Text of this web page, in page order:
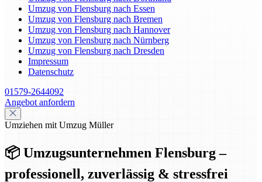
Umzug von Flensburg nach Essen
Umzug von Flensburg nach Bremen
Umzug von Flensburg nach Hannover
Umzug von Flensburg nach Nürnberg
Umzug von Flensburg nach Dresden
Impressum
Datenschutz
01579-2644092
Angebot anfordern
Umziehen mit Umzug Müller
📦 Umzugsunternehmen Flensburg –
professionell, zuverlässig & stressfrei